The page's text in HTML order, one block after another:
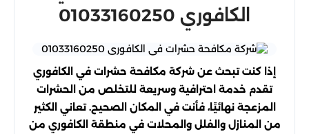
الكافوري 01033160250
إذا كنت تبحث عن شركة مكافحة حشرات في الكافوري
تقدم خدمة احترافية وسريعة للتخلص من الحشرات
المزعجة نهائيًا، فأنت في المكان الصحيح. تعاني الكثير
من المنازل والفلل والمحلات في منطقة الكافوري من